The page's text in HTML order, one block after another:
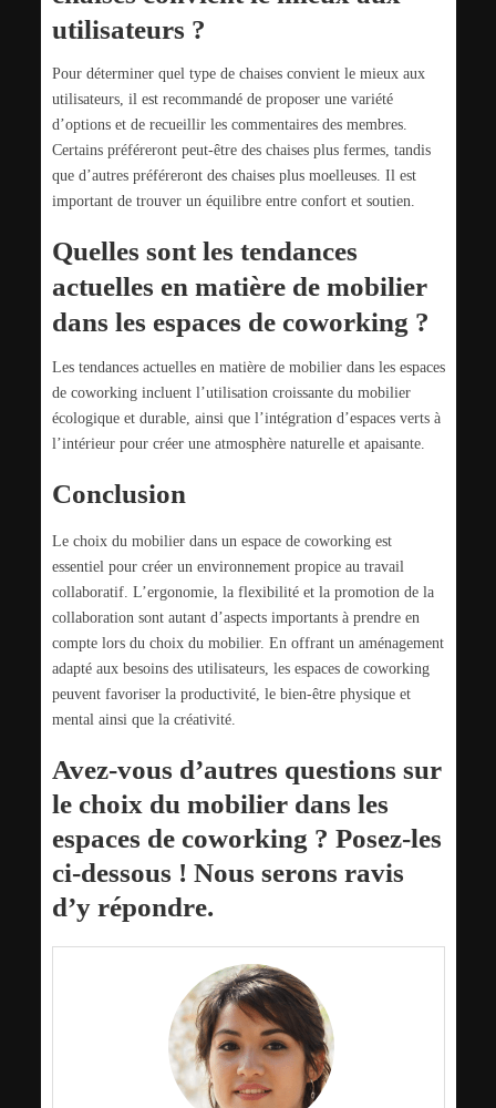
utilisateurs ?
Pour déterminer quel type de chaises convient le mieux aux
utilisateurs, il est recommandé de proposer une variété
d’options et de recueillir les commentaires des membres.
Certains préféreront peut-être des chaises plus fermes, tandis
que d’autres préféreront des chaises plus moelleuses. Il est
important de trouver un équilibre entre confort et soutien.
Quelles sont les tendances
actuelles en matière de mobilier
dans les espaces de coworking ?
Les tendances actuelles en matière de mobilier dans les espaces
de coworking incluent l’utilisation croissante du mobilier
écologique et durable, ainsi que l’intégration d’espaces verts à
l’intérieur pour créer une atmosphère naturelle et apaisante.
Conclusion
Le choix du mobilier dans un espace de coworking est
essentiel pour créer un environnement propice au travail
collaboratif. L’ergonomie, la flexibilité et la promotion de la
collaboration sont autant d’aspects importants à prendre en
compte lors du choix du mobilier. En offrant un aménagement
adapté aux besoins des utilisateurs, les espaces de coworking
peuvent favoriser la productivité, le bien-être physique et
mental ainsi que la créativité.
Avez-vous d’autres questions sur
le choix du mobilier dans les
espaces de coworking ? Posez-les
ci-dessous ! Nous serons ravis
d’y répondre.